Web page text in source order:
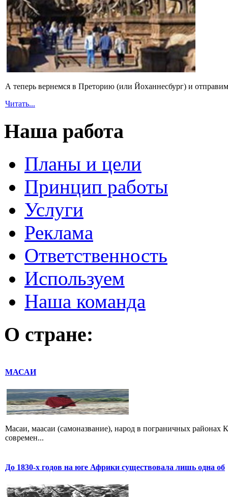
А теперь вернемся в Преторию (или Йоханнесбург) и
Читать...
Наша работа
Планы и цели
Принцип работы
Услуги
Реклама
Ответственность
Используем
Наша команда
О стране:
МАСАИ
Масаи, маасаи (самоназвание), народ в пограничных
современ...
До 1830-х годов на юге Африки существовала лишь одна об